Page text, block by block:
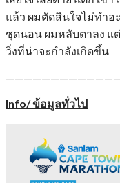
แล้ว ผมตัดสินใจไม่ทำอ
ชุดนอน ผมหลับตาลง แ
วิ่งที่น่าจะกำลังเกิดขึ้น
Info/ ข้อมูลทั่วไป